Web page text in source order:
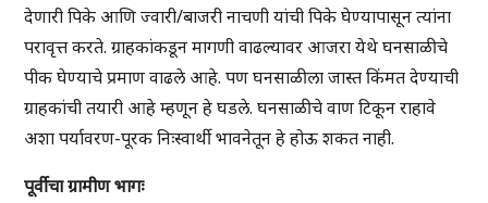
देणारी पिके आणि ज्वारी/बाजरी नाचणी यांची पिके घेण्यापासून त्यांना
परावृत्त करते. ग्राहकांकडून मागणी वाढल्यावर आजरा येथे घनसाळीचे
पीक घेण्याचे प्रमाण वाढले आहे. पण घनसाळीला जास्त किंमत देण्याची
ग्राहकांची तयारी आहे म्हणून हे घडले. घनसाळीचे वाण टिकून राहावे
अशा पर्यावरण-पूरक निःस्वार्थी भावनेतून हे होऊ शकत नाही.
पूर्वीचा ग्रामीण भागः